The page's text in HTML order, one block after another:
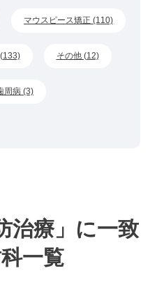
マウスピース矯正 (110)
その他 (12)
周病 (3)
治療」に一致
一覧